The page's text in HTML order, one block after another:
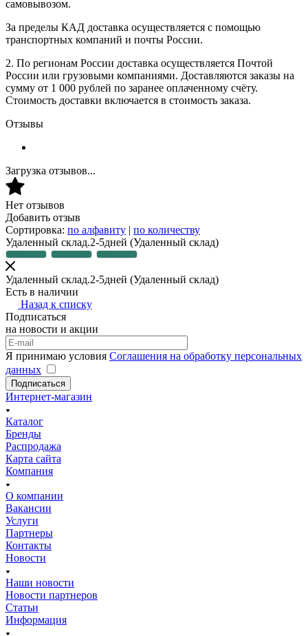
самовывозом.
За пределы КАД доставка осуществляется с помощью
транспортных компаний и почты России.
2. По регионам России доставка осуществляется Почтой
России или грузовыми компаниями. Доставляются заказы на
сумму от 1 000 рублей по заранее оплаченному счёту.
Стоимость доставки включается в стоимость заказа.
Отзывы
Загрузка отзывов...
Нет отзывов
Добавить отзыв
Сортировка: по алфавиту | по количеству
Удаленный склад.2-5дней (Удаленный склад)
Удаленный склад.2-5дней (Удаленный склад)
Есть в наличии
Назад к списку
Подписаться
на новости и акции
Я принимаю условия Соглашения на обработку персональных
данных
Подписаться
Интернет-магазин
Каталог
Бренды
Распродажа
Карта сайта
Компания
О компании
Вакансии
Услуги
Партнеры
Контакты
Новости
Наши новости
Новости партнеров
Статьи
Информация